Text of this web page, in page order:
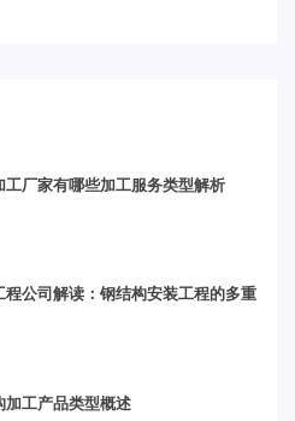
工厂家有哪些加工服务类型解析
程公司解读：钢结构安装工程的多重
加工产品类型概述